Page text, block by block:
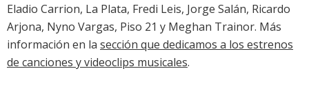
Eladio Carrion, La Plata, Fredi Leis, Jorge Salán, Ricardo
Arjona, Nyno Vargas, Piso 21 y Meghan Trainor. Más
información en la sección que dedicamos a los estrenos
de canciones y videoclips musicales.